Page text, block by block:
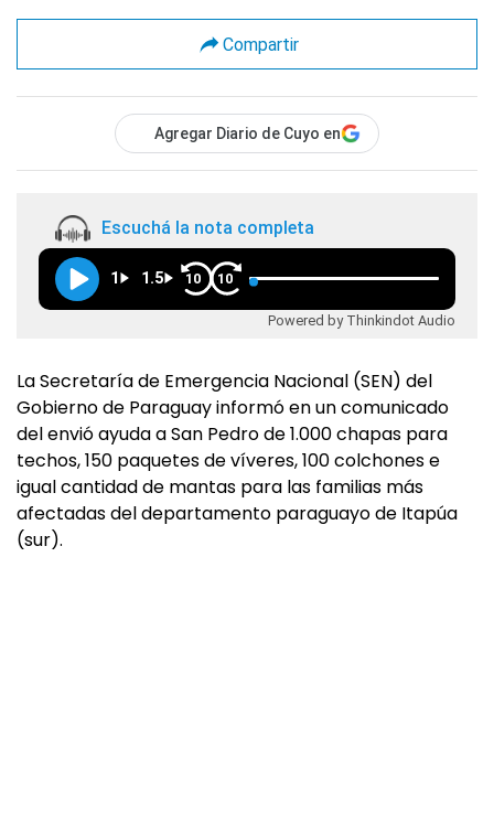
Compartir
Agregar Diario de Cuyo en
Escuchá la nota completa
1 1.5 10 10
Powered by Thinkindot Audio
La Secretaría de Emergencia Nacional (SEN) del
Gobierno de Paraguay informó en un comunicado
del envió ayuda a San Pedro de 1.000 chapas para
techos, 150 paquetes de víveres, 100 colchones e
igual cantidad de mantas para las familias más
afectadas del departamento paraguayo de Itapúa
(sur).